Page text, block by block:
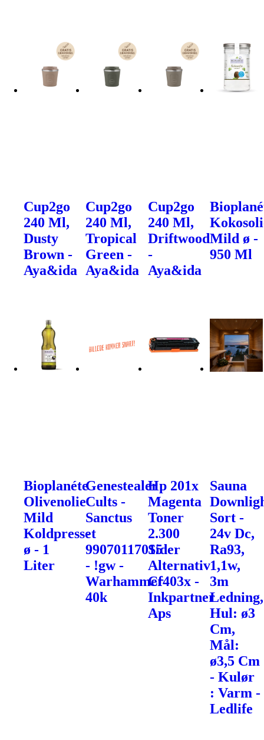
Cup2go
240 Ml,
Dusty
Brown -
Aya&ida
Cup2go
240 Ml,
Tropical
Green -
Aya&ida
Cup2go
240 Ml,
Driftwood
-
Aya&ida
Mild ø -
950 Ml
Bioplanéte
Olivenolie
Mild
Koldpresset
ø - 1
Liter
Genestealer
Cults -
Sanctus
-
99070117015
- !gw -
Warhammer
40k
Hp 201x
Magenta
Toner
2.300
Sider
Alternativ
Cf403x -
Inkpartner
Aps
Sauna
Sort -
24v Dc,
Ra93,
1,1w,
3m
Ledning,
Hul: ø3
Cm,
Mål:
ø3,5 Cm
- Kulør
: Varm -
Ledlife